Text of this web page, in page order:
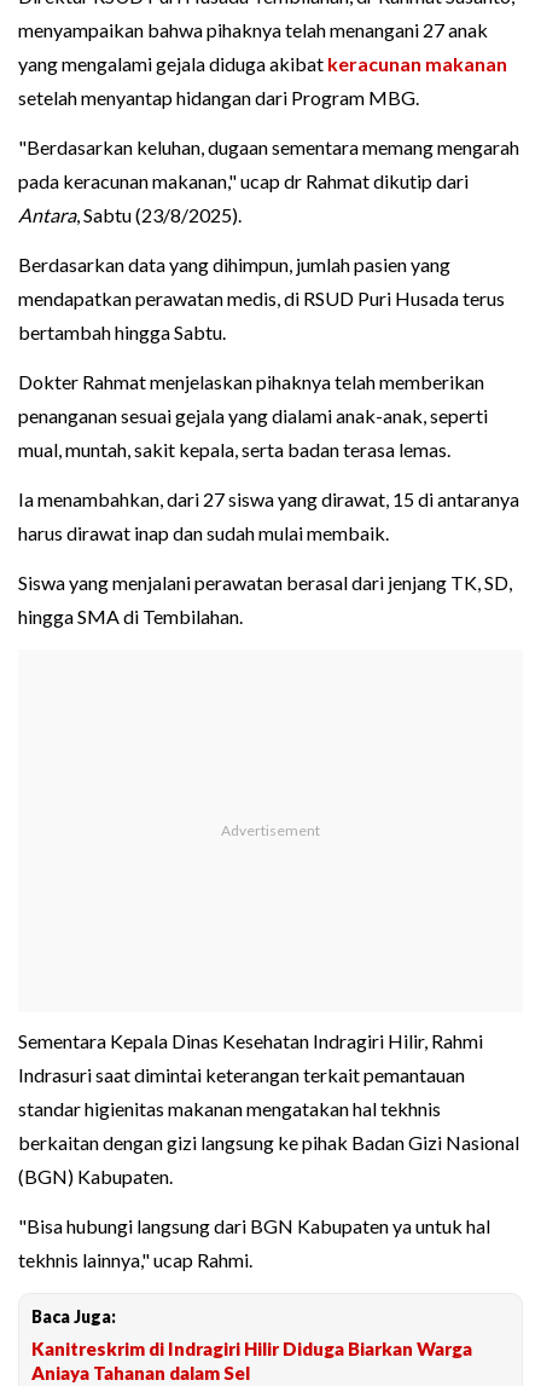
menyampaikan bahwa pihaknya telah menangani 27 anak
yang mengalami gejala diduga akibat keracunan makanan
setelah menyantap hidangan dari Program MBG.
"Berdasarkan keluhan, dugaan sementara memang mengarah
pada keracunan makanan," ucap dr Rahmat dikutip dari
Antara, Sabtu (23/8/2025).
Berdasarkan data yang dihimpun, jumlah pasien yang
mendapatkan perawatan medis, di RSUD Puri Husada terus
bertambah hingga Sabtu.
Dokter Rahmat menjelaskan pihaknya telah memberikan
penanganan sesuai gejala yang dialami anak-anak, seperti
mual, muntah, sakit kepala, serta badan terasa lemas.
Ia menambahkan, dari 27 siswa yang dirawat, 15 di antaranya
harus dirawat inap dan sudah mulai membaik.
Siswa yang menjalani perawatan berasal dari jenjang TK, SD,
hingga SMA di Tembilahan.
Sementara Kepala Dinas Kesehatan Indragiri Hilir, Rahmi
Indrasuri saat dimintai keterangan terkait pemantauan
standar higienitas makanan mengatakan hal tekhnis
berkaitan dengan gizi langsung ke pihak Badan Gizi Nasional
(BGN) Kabupaten.
"Bisa hubungi langsung dari BGN Kabupaten ya untuk hal
tekhnis lainnya," ucap Rahmi.
Baca Juga:
Kanitreskrim di Indragiri Hilir Diduga Biarkan Warga
Aniaya Tahanan dalam Sel